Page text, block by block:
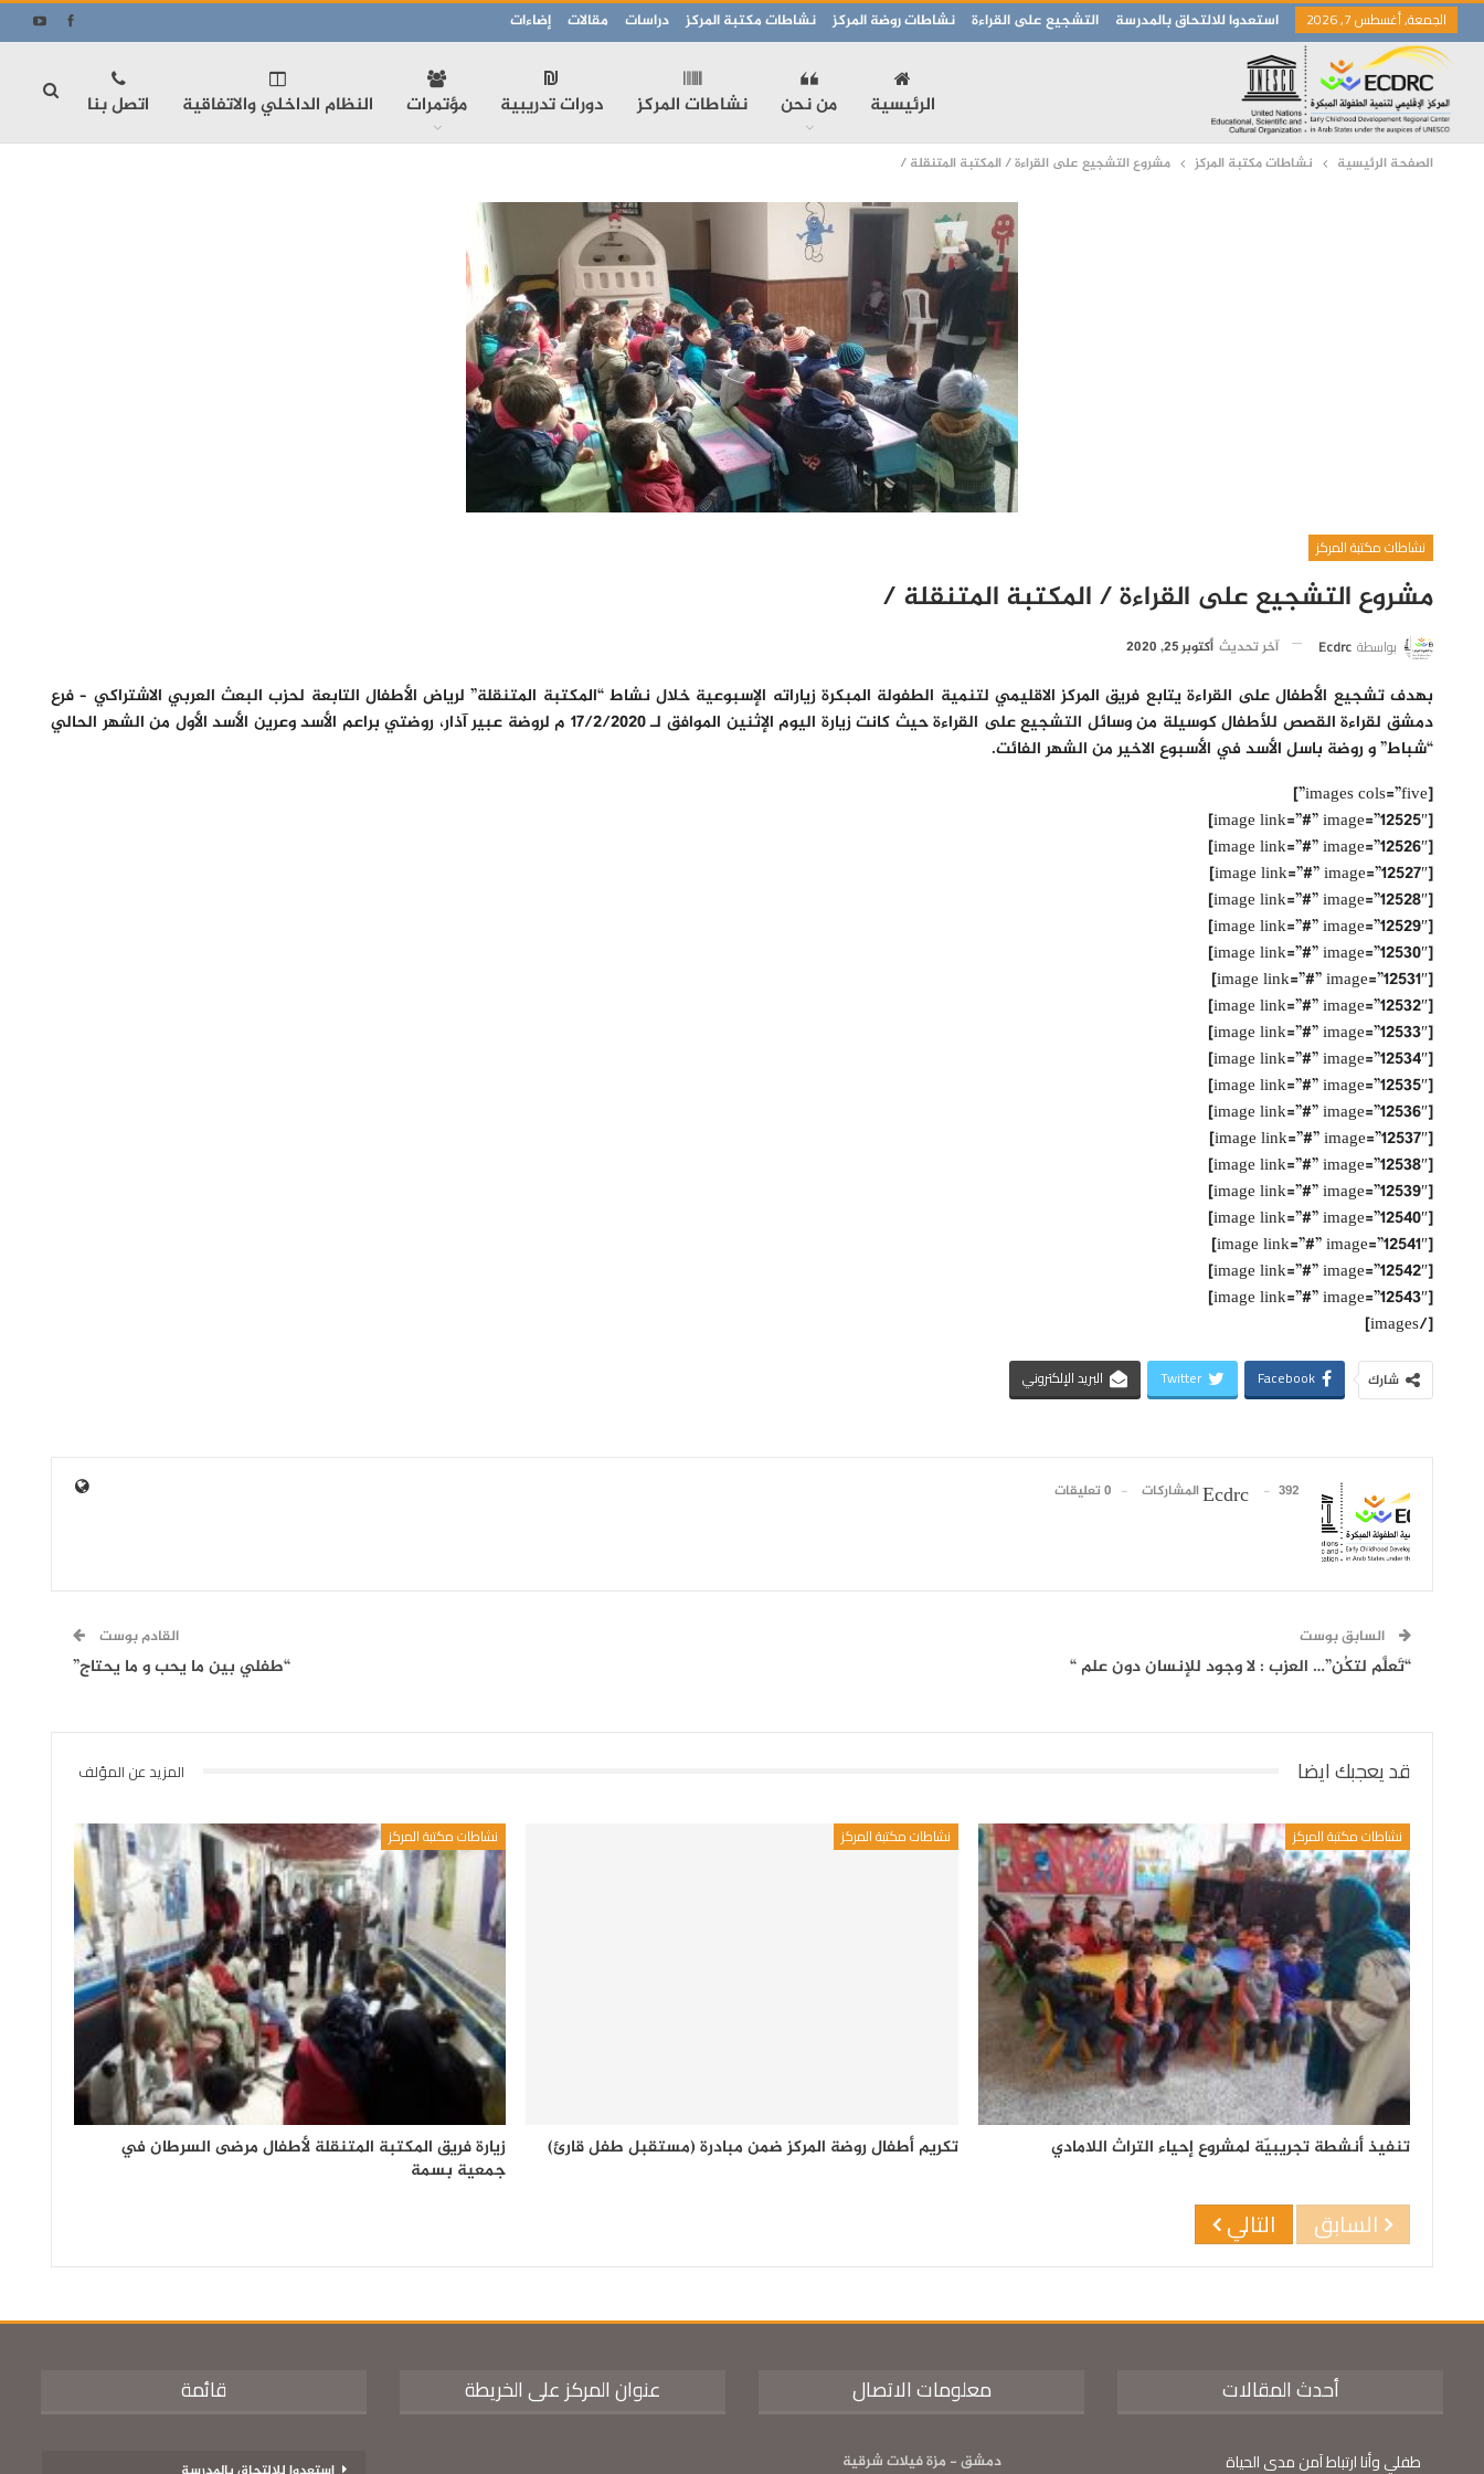
الجمعة, أغسطس 7, 2026 استعدوا للالتحاق بالمدرسة التشجيع على القراءة نشاطات روضة المركز نشاطات مكتبة المركز دراسات مقالات إضاءات
الرئيسية من نحن نشاطات المركز دورات تدريبية مؤتمرات النظام الداخلي والاتفاقية اتصل بنا
الصفحة الرئيسية نشاطات مكتبة المركز مشروع التشجيع على القراءة / المكتبة المتنقلة /
نشاطات مكتبة المركز
مشروع التشجيع على القراءة / المكتبة المتنقلة /
بواسطة Ecdrc آخر تحديث أكتوبر 25, 2020
بهدف تشجيع الأطفال على القراءة يتابع فريق المركز الاقليمي لتنمية الطفولة المبكرة زياراته الإسبوعية خلال نشاط “المكتبة المتنقلة” لرياض الأطفال التابعة لحزب البعث العربي الاشتراكي – فرع
دمشق لقراءة القصص للأطفال كوسيلة من وسائل التشجيع على القراءة حيث كانت زيارة اليوم الإثنين الموافق لـ 17/2/2020 م لروضة عبير آذار، روضتي براعم الأسد وعرين الأسد الأول من الشهر الحالي
“شباط” و روضة باسل الأسد في الأسبوع الاخير من الشهر الفائت.
[images cols=”five”]
[image link=”#” image=”12525″]
[image link=”#” image=”12526″]
[image link=”#” image=”12527″]
[image link=”#” image=”12528″]
[image link=”#” image=”12529″]
[image link=”#” image=”12530″]
[image link=”#” image=”12531″]
[image link=”#” image=”12532″]
[image link=”#” image=”12533″]
[image link=”#” image=”12534″]
[image link=”#” image=”12535″]
[image link=”#” image=”12536″]
[image link=”#” image=”12537″]
[image link=”#” image=”12538″]
[image link=”#” image=”12539″]
[image link=”#” image=”12540″]
[image link=”#” image=”12541″]
[image link=”#” image=”12542″]
[image link=”#” image=”12543″]
[/images]
شارك Facebook
Twitter البريد الإلكتروني
Ecdrc 392 المشاركات 0 تعليقات
السابق بوست
“تَعلَّم لتكُن”… العزب : لا وجود للإنسان دون علم “
القادم بوست
“طفلي بين ما يحب و ما يحتاج”
قد يعجبك ايضا المزيد عن المؤلف
نشاطات مكتبة المركز
تنفيذ أنشطة تجريبيّة لمشروع إحياء التراث اللامادي
نشاطات مكتبة المركز
تكريم أطفال روضة المركز ضمن مبادرة (مستقبل طفل قارئ)
نشاطات مكتبة المركز
زيارة فريق المكتبة المتنقلة لأطفال مرضى السرطان في
جمعية بسمة
السابق التالي
أحدث المقالات
طفلي وأنا ارتباط آمن مدى الحياة
معلومات الاتصال
دمشق - مزة فيلات شرقية
عنوان المركز على الخريطة قائمة